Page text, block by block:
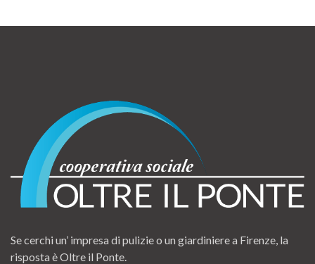
Se cerchi un’ impresa di pulizie o un giardiniere a Firenze, la
risposta è Oltre il Ponte.